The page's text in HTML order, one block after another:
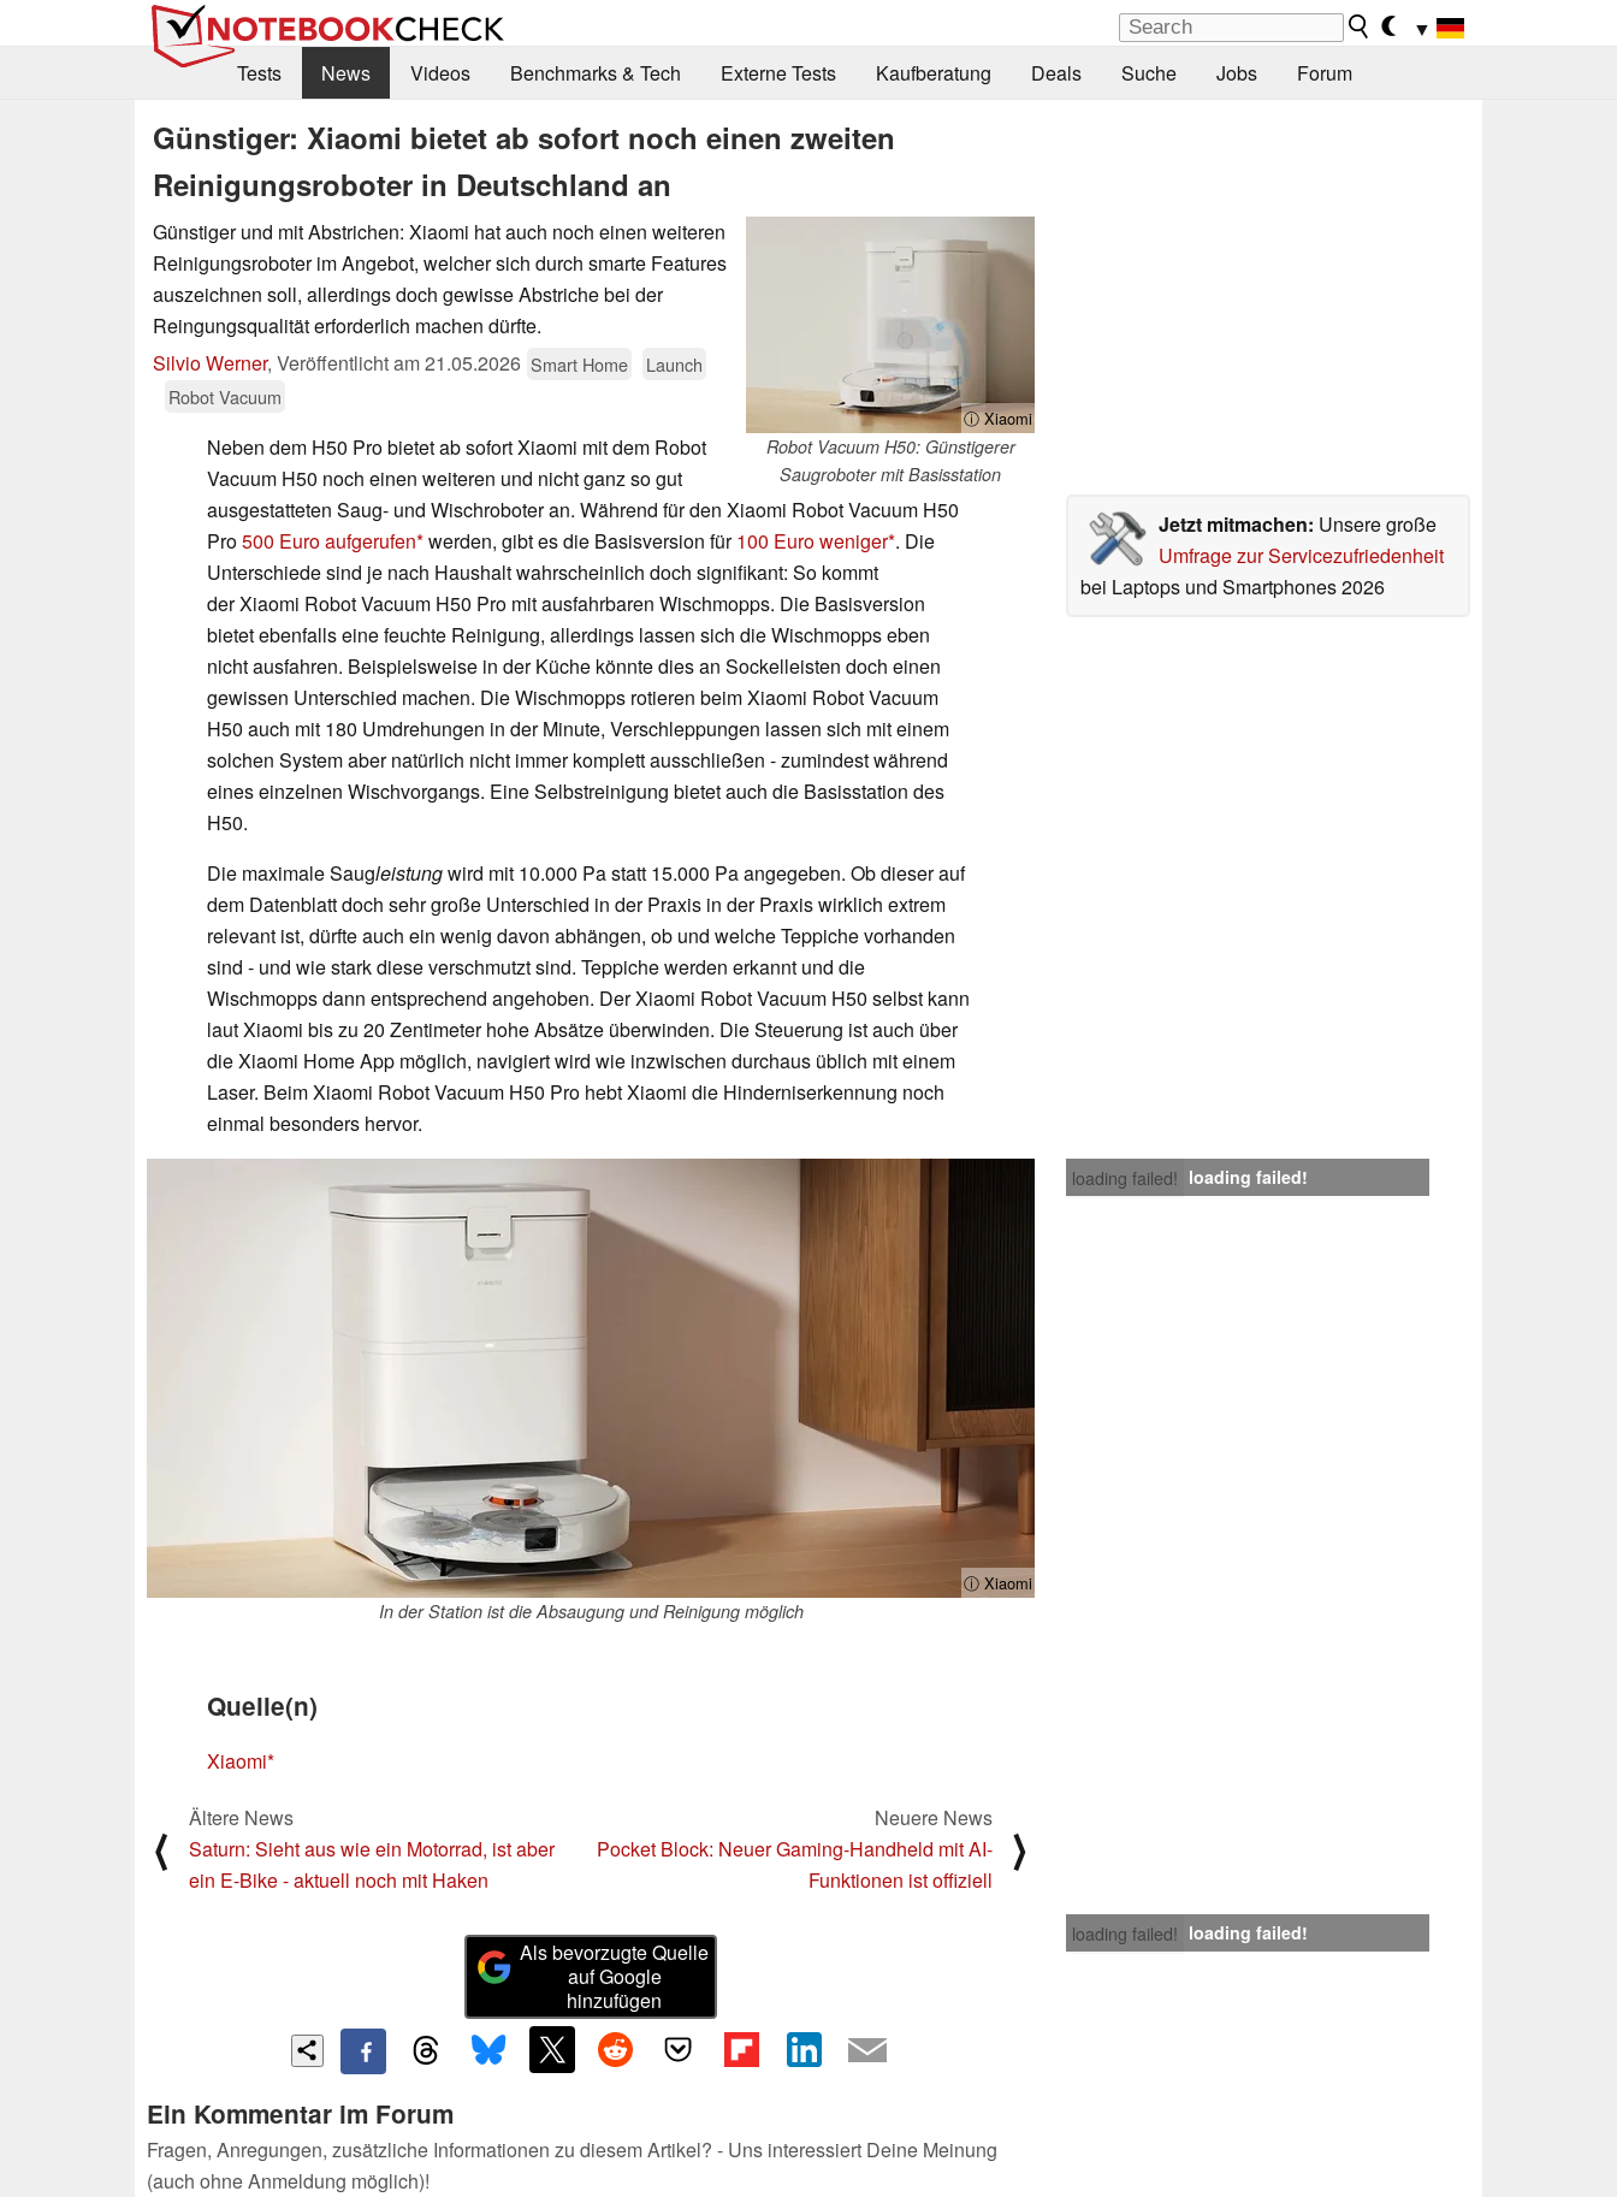
▼
Tests
News Videos Benchmarks & Tech Externe Tests Kaufberatung Deals Suche Jobs Forum
Günstiger: Xiaomi bietet ab sofort noch einen zweiten
Reinigungsroboter in Deutschland an
ⓘ Xiaomi
Robot Vacuum H50: Günstigerer
Saugroboter mit Basisstation
Günstiger und mit Abstrichen: Xiaomi hat auch noch einen weiteren
Reinigungsroboter im Angebot, welcher sich durch smarte Features
auszeichnen soll, allerdings doch gewisse Abstriche bei der
Reingungsqualität erforderlich machen dürfte.
Silvio Werner, Veröffentlicht am21.05.2026 Smart Home
Launch
Robot Vacuum
Jetzt mitmachen: Unsere große
Umfrage zur Servicezufriedenheit
bei Laptops und Smartphones 2026
Neben dem H50 Pro bietet ab sofort Xiaomi mit dem Robot
Vacuum H50 noch einen weiteren und nicht ganz so gut
ausgestatteten Saug- und Wischroboter an. Während für den Xiaomi Robot Vacuum H50
Pro500 Euro aufgerufen werden, gibt es die Basisversion für100 Euro weniger . Die
Unterschiede sind je nach Haushalt wahrscheinlich doch signifikant: So kommt
der Xiaomi Robot Vacuum H50 Pro mit ausfahrbaren Wischmopps. Die Basisversion
bietet ebenfalls eine feuchte Reinigung, allerdings lassen sich die Wischmopps eben
nicht ausfahren. Beispielsweise in der Küche könnte dies an Sockelleisten doch einen
gewissen Unterschied machen. Die Wischmopps rotieren beim Xiaomi Robot Vacuum
H50 auch mit 180 Umdrehungen in der Minute, Verschleppungen lassen sich mit einem
solchen System aber natürlich nicht immer komplett ausschließen - zumindest während
eines einzelnen Wischvorgangs. Eine Selbstreinigung bietet auch die Basisstation des
H50.
Die maximale Saugleistungwird mit 10.000 Pa statt 15.000 Pa angegeben. Ob dieser auf
dem Datenblatt doch sehr große Unterschied in der Praxis in der Praxis wirklich extrem
relevant ist, dürfte auch ein wenig davon abhängen, ob und welche Teppiche vorhanden
sind - und wie stark diese verschmutzt sind. Teppiche werden erkannt und die
Wischmopps dann entsprechend angehoben. Der Xiaomi Robot Vacuum H50 selbst kann
laut Xiaomi bis zu 20 Zentimeter hohe Absätze überwinden. Die Steuerung ist auch über
die Xiaomi Home App möglich, navigiert wird wie inzwischen durchaus üblich mit einem
Laser. Beim Xiaomi Robot Vacuum H50 Pro hebt Xiaomi die Hinderniserkennung noch
einmal besonders hervor.
loading failed! loading failed!
ⓘ Xiaomi
In der Station ist die Absaugung und Reinigung möglich
Quelle(n)
Xiaomi
⟨
Ältere News
Saturn: Sieht aus wie ein Motorrad, ist aber
ein E-Bike - aktuell noch mit Haken
Neuere News
Pocket Block: Neuer Gaming-Handheld mit AI-
Funktionen ist offiziell
⟩
loading failed! loading failed!
Als bevorzugte Quelle
auf Google
hinzufügen
Ein Kommentar im Forum
Fragen, Anregungen, zusätzliche Informationen zu diesem Artikel? - Uns interessiert Deine Meinung
(auch ohne Anmeldung möglich)!